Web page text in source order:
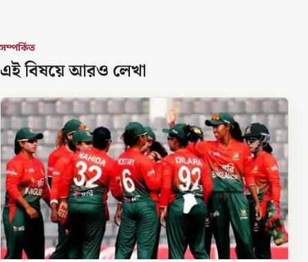
সম্পর্কিত
এই বিষয়ে আরও লেখা